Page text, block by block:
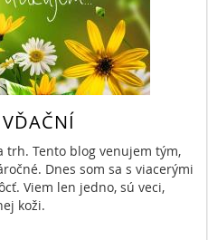
trh. Tento blog venujem tým,
Dnes som sa s viacerými
Viem len jedno, sú veci,
koži.